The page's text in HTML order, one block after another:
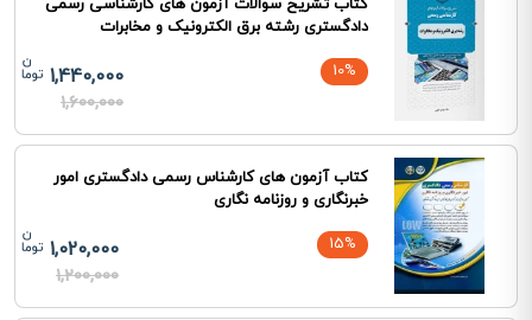
کتاب تشریح سوالات آزمون های کارشناسی رسمی
دادگستری رشته برق الکترونیک و مخابرات
10%
1,440,000
1,600,000
کتاب آزمون های کارشناس رسمی دادگستری امور
خبرنگاری و روزنامه نگاری
15%
1,020,000
1,200,000